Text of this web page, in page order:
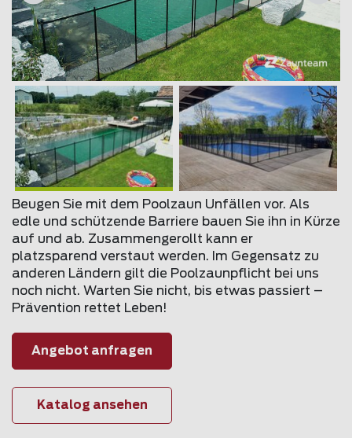
Beugen Sie mit dem Poolzaun Unfällen vor. Als
edle und schützende Barriere bauen Sie ihn in Kürze
auf und ab. Zusammengerollt kann er
platzsparend verstaut werden. Im Gegensatz zu
anderen Ländern gilt die Poolzaunpflicht bei uns
noch nicht. Warten Sie nicht, bis etwas passiert –
Prävention rettet Leben!
Angebot anfragen
Katalog ansehen